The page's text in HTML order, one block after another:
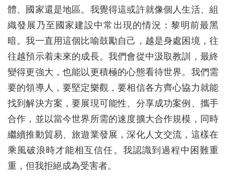
體、國家還是地區。我覺得這或許就像個人生活、組
織發展乃至國家建設中常出現的情況：黎明前最黑
暗。我一直用這個比喻鼓勵自己，越是身處困境，往
往越預示着未來的成長。我們會從中汲取教訓，最終
變得更強大，也能以更積極的心態看待世界。我們需
要的領導人，要堅定樂觀，要相信各方齊心協力就能
找到解決方案，要展現可能性、分享成功案例、攜手
合作，並以當今世界所需的速度擴大合作規模，同時
繼續推動貿易、旅遊業發展，深化人文交流，這樣在
乘風破浪時才能相互信任。我認識到過程中困難重
重，但我拒絕成為受害者。